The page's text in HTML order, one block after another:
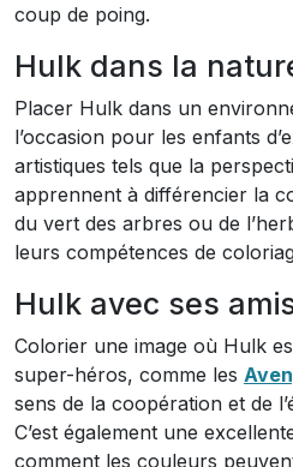
coup de poing.
Hulk dans la
Placer Hulk dans un
l’occasion pour les enfants
artistiques tels que la
apprennent à différencier la
du vert des arbres ou de
leurs compétences de
Hulk avec ses
Colorier une image où Hulk
super-héros, comme les
sens de la coopération et de
C’est également une
comment les couleurs